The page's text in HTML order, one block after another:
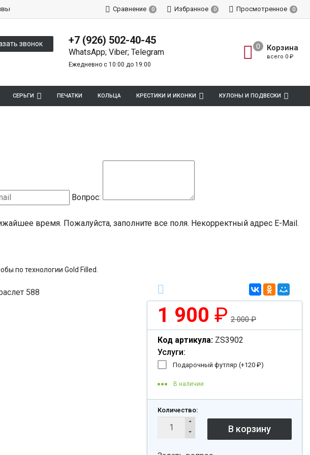
Сравнение 0 Избранное 0 Просмотренное 0
звонок +7 (926) 502-40-45
WhatsApp; Viber; Telegram
Ежедневно с 10:00 до 19:00
Корзина
всего 0 ₽
СЕРЬГИ ПЕЧАТКИ КОЛЬЦА КРЕСТИКИ И ИКОНКИ КУЛОНЫ И ПОДВЕСКИ
Вопрос:
время. Пожалуйста, заполните все поля. Некорректный адрес E-Mail.
по технологии Gold Filled.
1 900 ₽ 2 000₽
Код артикула: ZS3902
Услуги:
Подарочный футляр (+120 ₽)
В наличии
Количество: